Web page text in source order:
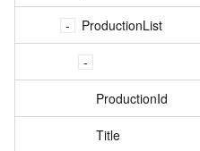
ProductionList
ProductionId
Title